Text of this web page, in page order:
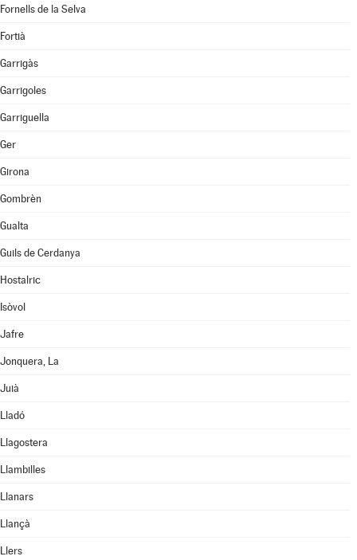
Fornells de la Selva
Fortià
Garrigàs
Garrigoles
Garriguella
Ger
Girona
Gombrèn
Gualta
Guils de Cerdanya
Hostalric
Isòvol
Jafre
Jonquera, La
Juià
Lladó
Llagostera
Llambilles
Llanars
Llançà
Llers